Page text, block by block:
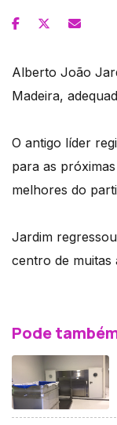
Alberto João
Madeira,
O antigo líder
para as
melhores do
Jardim
centro de muitas
Pode